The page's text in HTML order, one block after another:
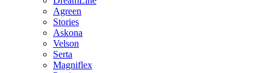
Agreen
Stories
Askona
Velson
Serta
Magniflex